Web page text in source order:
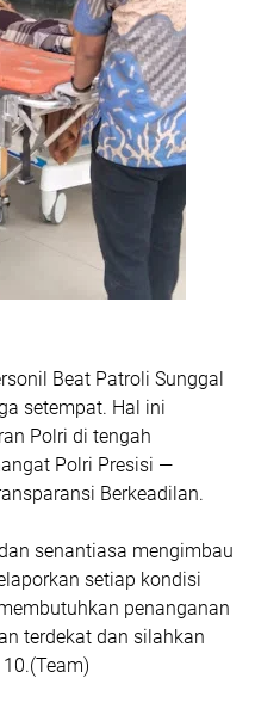
Beat Patroli Sunggal
setempat. Hal ini
Polri di tengah
Polri Presisi —
Berkeadilan.
senantiasa mengimbau
setiap kondisi
penanganan
terdekat dan silahkan